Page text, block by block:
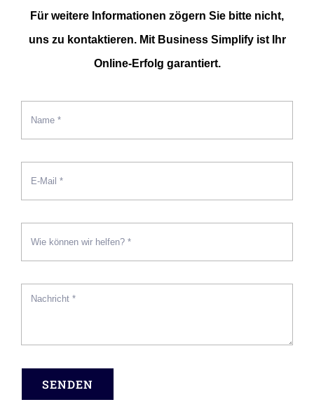
Für weitere Informationen zögern Sie bitte nicht,
uns zu kontaktieren. Mit Business Simplify ist Ihr
Online-Erfolg garantiert.
SENDEN